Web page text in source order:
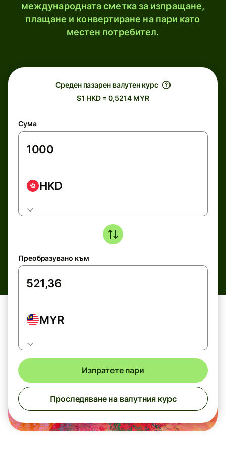
международната сметка за изпращане,
плащане и конвертиране на пари като
местен потребител.
Среден пазарен валутен курс
$1 HKD = 0,5214 MYR
Сума
HKD
Преобразувано към
MYR
Изпратете пари
Проследяване на валутния курс